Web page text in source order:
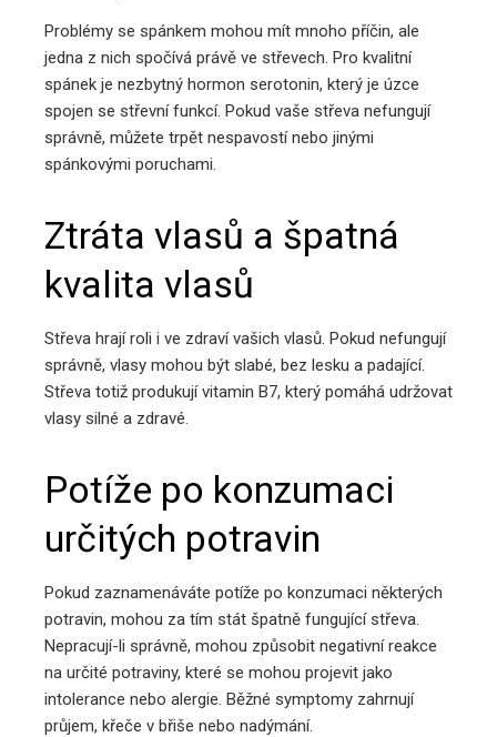
Problémy se spánkem mohou mít mnoho příčin, ale
jedna z nich spočívá právě ve střevech. Pro kvalitní
spánek je nezbytný hormon serotonin, který je úzce
spojen se střevní funkcí. Pokud vaše střeva nefungují
správně, můžete trpět nespavostí nebo jinými
spánkovými poruchami.
Ztráta vlasů a špatná
kvalita vlasů
Střeva hrají roli i ve zdraví vašich vlasů. Pokud nefungují
správně, vlasy mohou být slabé, bez lesku a padající.
Střeva totiž produkují vitamin B7, který pomáhá udržovat
vlasy silné a zdravé.
Potíže po konzumaci
určitých potravin
Pokud zaznamenáváte potíže po konzumaci některých
potravin, mohou za tím stát špatně fungující střeva.
Nepracují-li správně, mohou způsobit negativní reakce
na určité potraviny, které se mohou projevit jako
intolerance nebo alergie. Běžné symptomy zahrnují
průjem, křeče v břiše nebo nadýmání.